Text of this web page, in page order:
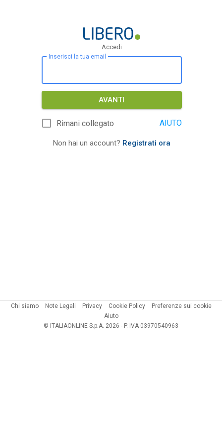
Accedi
Inserisci la tua email
AVANTI
Rimani collegato AIUTO
Non hai un account? Registrati ora
Chi siamo Note Legali Privacy Cookie Policy
Preferenze sui cookie
Aiuto
© ITALIAONLINE S.p.A. 2026 - P. IVA 03970540963